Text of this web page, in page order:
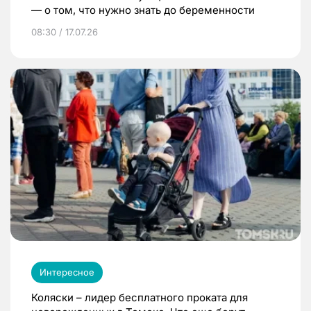
— о том, что нужно знать до беременности
08:30 / 17.07.26
Интересное
Коляски – лидер бесплатного проката для